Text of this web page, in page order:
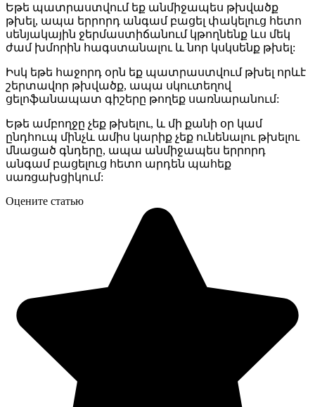
Եթե պատրաստվում եք անմիջապես թխվածք
թխել, ապա երրորդ անգամ բացել փակելուց հետո
սենյակային ջերմաստիճանում կթողնենք ևս մեկ
ժամ խմորին հագստանալու և նոր կսկսենք թխել:
Իսկ եթե հաջորդ օրն եք պատրաստվում թխել որևէ
շերտավոր թխվածք, ապա սկուտեղով
ցելոֆանապատ գիշերը թողեք սառնարանում:
Եթե ամբողջը չեք թխելու, և մի քանի օր կամ
ընդհուպ մինչև ամիս կարիք չեք ունենալու թխելու
մնացած գնդերը, ապա անմիջապես երրորդ
անգամ բացելուց հետո արդեն պահեք
սառցախցիկում:
Оцените статью